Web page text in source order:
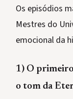
Os episódios
Mestres do
emocional da
1) O
o tom da